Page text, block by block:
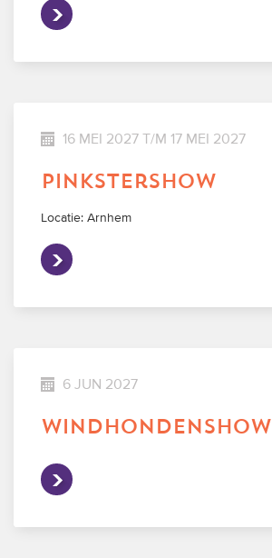
16 MEI 2027 T/M 17 MEI 2027
pinkstershow
Locatie: Arnhem
6 JUN 2027
windhondenshow